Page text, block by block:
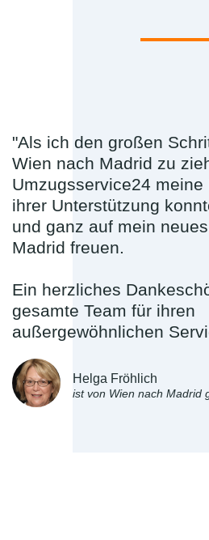
"Als ich den großen
Wien nach Madrid zu
Umzugsservice24 meine
ihrer Unterstützung
und ganz auf mein
Madrid freuen.
Ein herzliches
gesamte Team für ihren
außergewöhnlichen
Helga Fröhlich
ist von Wien nach Madrid